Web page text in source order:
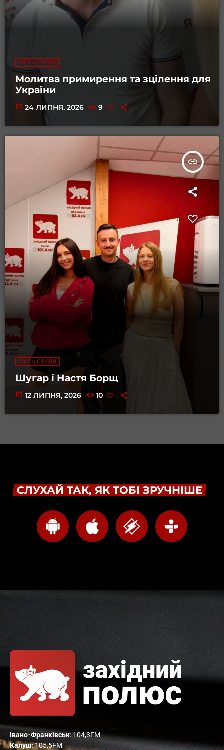
ГІСТЬ СТУДІЇ
Молитва примирення та зцілення для
України
today 24 ЛИПНЯ, 2026 9
insert_link
ГІСТЬ СТУДІЇ
Шугар і Настя Борщ
today 12 ЛИПНЯ, 2026 10
СЛУХАЙ ТАК, ЯК ТОБІ ЗРУЧНІШЕ
Івано-Франківськ: 104,3FM
Калуш: 105,5FM